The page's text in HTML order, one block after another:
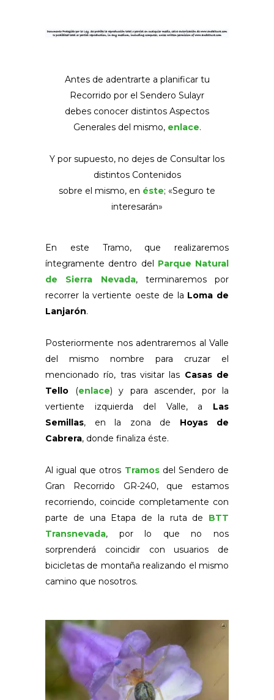
Antes de adentrarte a planificar tu
Recorrido por el Sendero Sulayr
debes conocer distintos Aspectos
Generales del mismo, enlace.
Y por supuesto, no dejes de Consultar los
distintos Contenidos
sobre el mismo, en éste; «Seguro te
interesarán»
En este Tramo, que realizaremos
íntegramente dentro del Parque Natural
de Sierra Nevada, terminaremos por
recorrer la vertiente oeste de la Loma de
Lanjarón.
Posteriormente nos adentraremos al Valle
del mismo nombre para cruzar el
mencionado río, tras visitar las Casas de
Tello (enlace) y para ascender, por la
vertiente izquierda del Valle, a Las
Semillas, en la zona de Hoyas de
Cabrera, donde finaliza éste.
Al igual que otros Tramosdel Sendero de
Gran Recorrido GR-240, que estamos
recorriendo, coincide completamente con
parte de una Etapa de la ruta de BTT
Transnevada, por lo que no nos
sorprenderá coincidir con usuarios de
bicicletas de montaña realizando el mismo
camino que nosotros.